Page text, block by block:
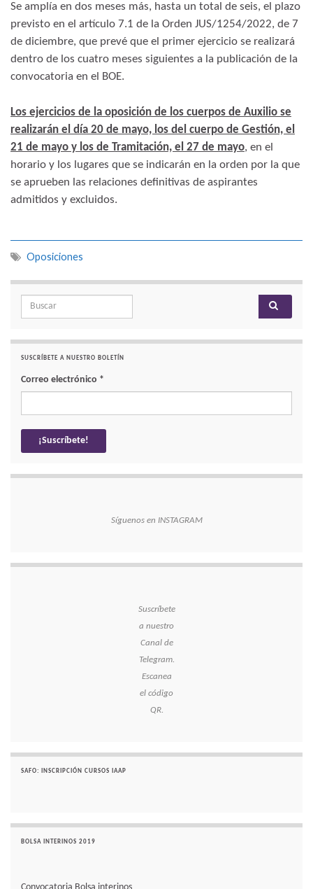
Se amplía en dos meses más, hasta un total de seis, el plazo
previsto en el artículo 7.1 de la Orden JUS/1254/2022, de 7
de diciembre, que prevé que el primer ejercicio se realizará
dentro de los cuatro meses siguientes a la publicación de la
convocatoria en el BOE.
Los ejercicios de la oposición de los cuerpos de Auxilio se
realizarán el día 20 de mayo, los del cuerpo de Gestión, el
21 de mayo y los de Tramitación, el 27 de mayo, en el
horario y los lugares que se indicarán en la orden por la que
se aprueben las relaciones definitivas de aspirantes
admitidos y excluidos.
Oposiciones
Search for:
SUSCRÍBETE A NUESTRO BOLETÍN
Correo electrónico *
Síguenos en INSTAGRAM
Suscríbete
a nuestro
Canal de
Telegram.
Escanea
el código
QR.
SAFO: INSCRIPCIÓN CURSOS IAAP
BOLSA INTERINOS 2019